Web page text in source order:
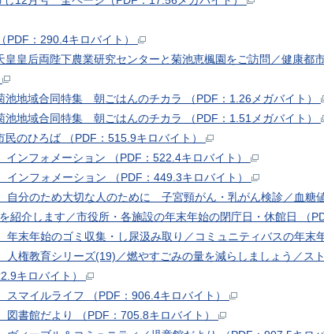
：290.4キロバイト）
皇后両陛下農業研究センターと菊池恵楓園をご訪問／健康
地域合同特集 朝ごはんのチカラ （PDF：1.26メガバイト）
地域合同特集 朝ごはんのチカラ （PDF：1.51メガバイト）
のひろば （PDF：515.9キロバイト）
ンフォメーション （PDF：522.4キロバイト）
ンフォメーション （PDF：449.3キロバイト）
分のため大切な人のために 子宮頸がん・乳がん検診／血糖
紹介します／市役所・各施設の年末年始の閉庁日・休館日 （
末年始のゴミ収集・し尿汲み取り／コミュニティバスの年末
権教育シリーズ(19)／燃やすごみの量を減らしましょう／
キロバイト）
マイルライフ （PDF：906.4キロバイト）
書館だより （PDF：705.8キロバイト）